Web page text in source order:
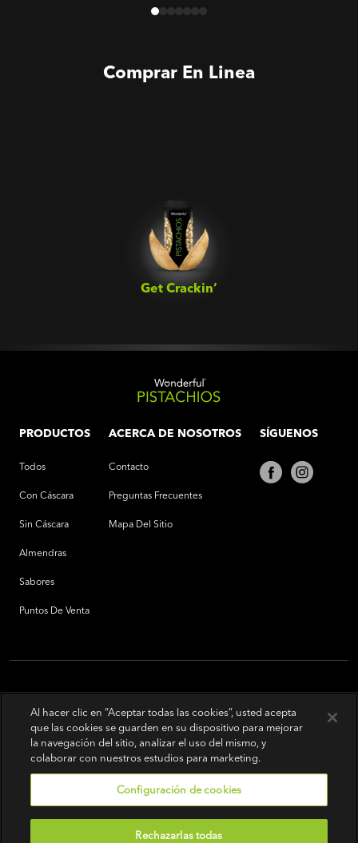
Comprar En Linea
Get Crackin’‎
PRODUCTOS
Todos
Con Cáscara
Sin Cáscara
Almendras
Sabores
Puntos De Venta
ACERCA DE NOSOTROS
Contacto
Preguntas Frecuentes
Mapa Del Sitio
SÍGUENOS
Sobre términos de uso | Política de privacidad
Al hacer clic en “Aceptar todas las cookies”, usted acepta
que las cookies se guarden en su dispositivo para mejorar
la navegación del sitio, analizar el uso del mismo, y
colaborar con nuestros estudios para marketing.
Configuración de cookies
Rechazarlas todas